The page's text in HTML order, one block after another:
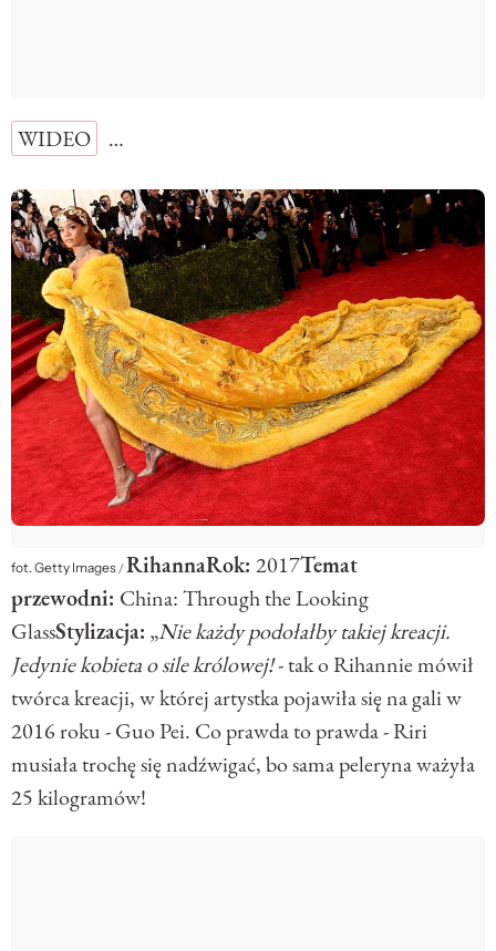
WIDEO …
fot. Getty Images/RihannaRok: 2017Temat
przewodni: China: Through the Looking
GlassStylizacja: „Nie każdy podołałby takiej kreacji.
Jedynie kobieta o sile królowej!- tak o Rihannie mówił
twórca kreacji, w której artystka pojawiła się na gali w
2016 roku - Guo Pei. Co prawda to prawda - Riri
musiała trochę się nadźwigać, bo sama peleryna ważyła
25 kilogramów!